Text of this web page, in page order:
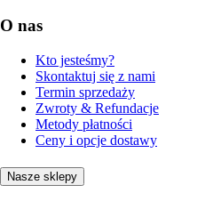
O nas
Kto jesteśmy?
Skontaktuj się z nami
Termin sprzedaży
Zwroty & Refundacje
Metody płatności
Ceny i opcje dostawy
Nasze sklepy